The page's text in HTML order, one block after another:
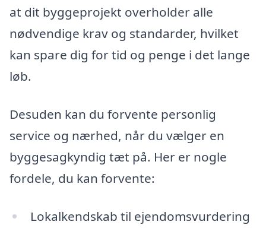
at dit byggeprojekt overholder alle
nødvendige krav og standarder, hvilket
kan spare dig for tid og penge i det lange
løb.
Desuden kan du forvente personlig
service og nærhed, når du vælger en
byggesagkyndig tæt på. Her er nogle
fordele, du kan forvente:
Lokalkendskab til ejendomsvurdering